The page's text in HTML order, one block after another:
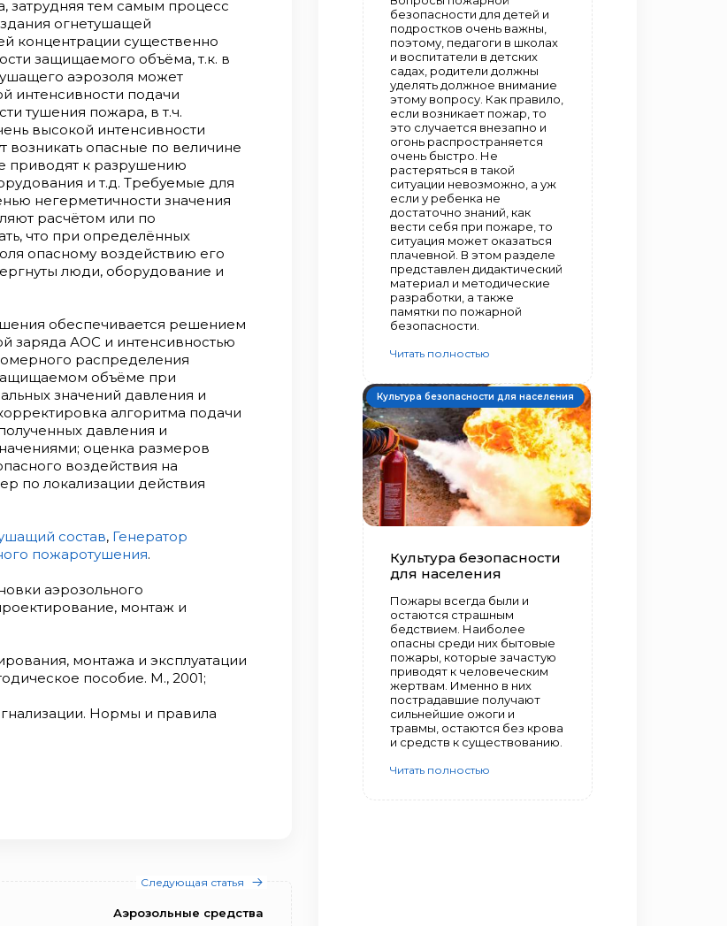
затрудняя тем самым процесс
огнетушащей
концентрации существенно
защищаемого объёма, т.к. в
аэрозоля может
интенсивности подачи
тушения пожара, в т.ч.
высокой интенсивности
опасные по величине
приводят к разрушению
и т.д. Требуемые для
негерметичности значения
расчётом или по
что при определённых
опасному воздействию его
люди, оборудование и
обеспечивается решением
заряда АОС и интенсивностью
распределения
объёме при
значений давления и
алгоритма подачи
давления и
оценка размеров
воздействия на
по локализации действия
состав, Генератор
пожаротушения.
аэрозольного
монтаж и
монтажа и эксплуатации
пособие. М., 2001;
Нормы и правила
Следующая статья
Аэрозольные средства
безопасности для детей и
подростков очень важны,
поэтому, педагоги в школах
и воспитатели в детских
садах, родители должны
уделять должное внимание
этому вопросу. Как правило,
если возникает пожар, то
это случается внезапно и
огонь распространяется
очень быстро. Не
растеряться в такой
ситуации невозможно, а уж
если у ребенка не
достаточно знаний, как
вести себя при пожаре, то
ситуация может оказаться
плачевной. В этом разделе
представлен дидактический
материал и методические
разработки, а также
памятки по пожарной
безопасности.
Читать полностью
Культура безопасности для населения
Культура безопасности
для населения
Пожары всегда были и
остаются страшным
бедствием. Наиболее
опасны среди них бытовые
пожары, которые зачастую
приводят к человеческим
жертвам. Именно в них
пострадавшие получают
сильнейшие ожоги и
травмы, остаются без крова
и средств к существованию.
Читать полностью